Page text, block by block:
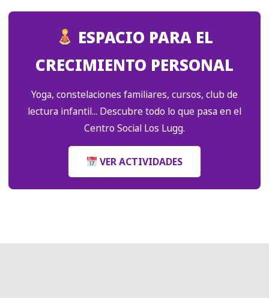
ESPACIO PARA EL
CRECIMIENTO PERSONAL
Yoga, constelaciones familiares, cursos, club de
lectura infantil... Descubre todo lo que pasa en el
Centro Social Los Lugg.
VER ACTIVIDADES